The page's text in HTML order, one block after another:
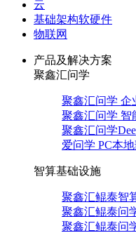
云
基础架构软硬件
物联网
产品及解决方案
聚鑫汇问学
聚鑫汇问学 企
聚鑫汇问学 智
聚鑫汇问学
爱问学 PC本
智算基础设施
聚鑫汇鲲泰智
聚鑫汇鲲泰问
聚鑫汇鲲泰问